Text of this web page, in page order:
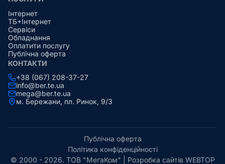
Інтернет
ТБ+Інтернет
Сервіси
Обладнання
Оплатити послугу
Публічна оферта
КОНТАКТИ
+38 (067) 208-37-27
info@ber.te.ua
mega@ber.te.ua
м. Бережани, пл. Ринок, 9/3
© 2000 - 2026. ТОВ "МегаКом" | Розробка сайтів WEBTOP
Публічна оферта
Політика конфіденційності